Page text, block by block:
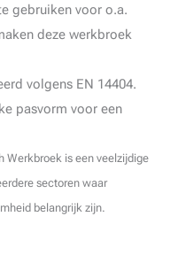
gebruiken voor o.a.
deze werkbroek
volgens EN 14404.
pasvorm voor een
Werkbroek is een veelzijdige
sectoren waar
belangrijk zijn.